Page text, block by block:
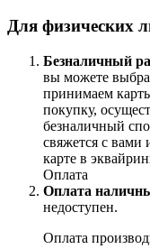
Для физических
Безналичный
вы можете
принимаем
покупку,
безналичный
свяжется с
карте в
Оплата
Оплата
недоступен.
Оплата